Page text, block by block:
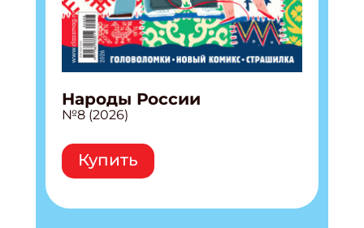
Народы России
№8 (2026)
Купить